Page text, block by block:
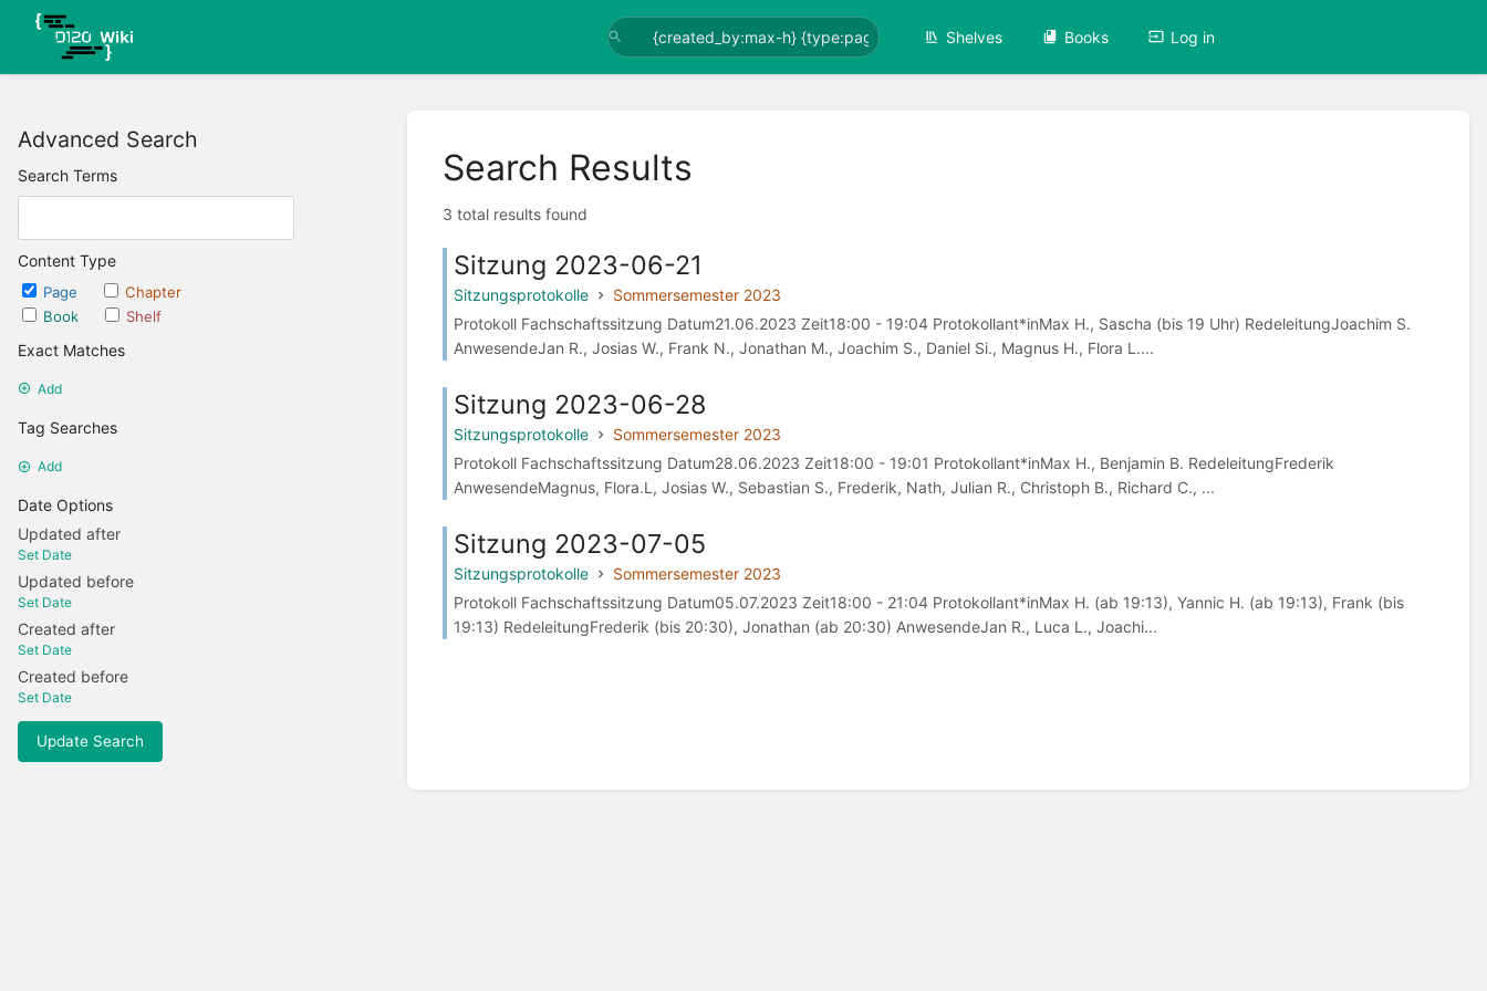
Shelves Books Log in
Advanced Search
Search Terms
Content Type
Page
Chapter
Book
Shelf
Exact Matches
Add
Tag Searches
Add
Date Options
Updated after
Set Date
Updated before
Set Date
Created after
Set Date
Created before
Set Date
Update Search
Search Results
3 total results found
Sitzung 2023-06-21
Sitzungsprotokolle
Sommersemester 2023
Protokoll Fachschaftssitzung Datum21.06.2023 Zeit18:00 - 19:04 Protokollant*inMax H., Sascha (bis 19 Uhr) RedeleitungJoachim S.
AnwesendeJan R., Josias W., Frank N., Jonathan M., Joachim S., Daniel Si., Magnus H., Flora L....
Sitzung 2023-06-28
Sitzungsprotokolle
Sommersemester 2023
Protokoll Fachschaftssitzung Datum28.06.2023 Zeit18:00 - 19:01 Protokollant*inMax H., Benjamin B. RedeleitungFrederik
AnwesendeMagnus, Flora.L, Josias W., Sebastian S., Frederik, Nath, Julian R., Christoph B., Richard C., ...
Sitzung 2023-07-05
Sitzungsprotokolle
Sommersemester 2023
Protokoll Fachschaftssitzung Datum05.07.2023 Zeit18:00 - 21:04 Protokollant*inMax H. (ab 19:13), Yannic H. (ab 19:13), Frank (bis
19:13) RedeleitungFrederik (bis 20:30), Jonathan (ab 20:30) AnwesendeJan R., Luca L., Joachi...